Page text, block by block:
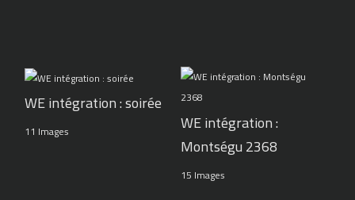
WE intégration : soirée
11 Images
WE intégration :
Montségu 2368
15 Images